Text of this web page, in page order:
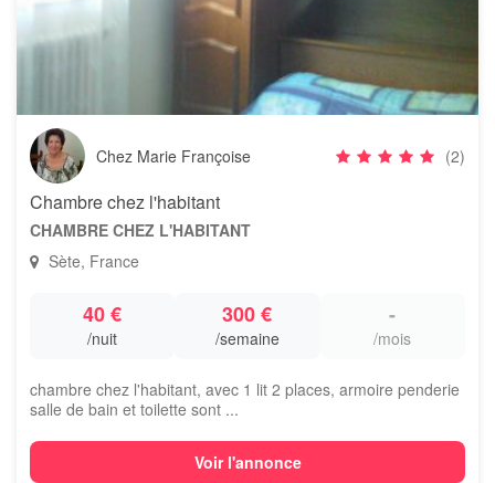
Chez Marie Françoise (2)
Chambre chez l'habitant
CHAMBRE CHEZ L'HABITANT
Sète, France
40 €
/nuit
300 €
/semaine
-
/mois
chambre chez l'habitant, avec 1 lit 2 places, armoire penderie
salle de bain et toilette sont ...
Voir l'annonce